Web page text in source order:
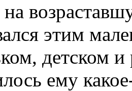
этим
детском и
ему